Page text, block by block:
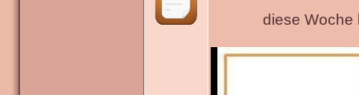
diese Woche